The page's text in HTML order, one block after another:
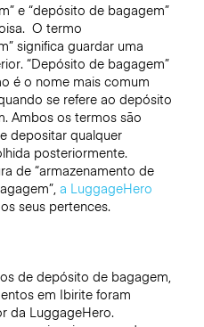
e “depósito de bagagem”
O termo
significa guardar uma
“Depósito de bagagem”
é o nome mais comum
se refere ao depósito
Ambos os termos são
depositar qualquer
posteriormente.
de “armazenamento de
a LuggageHero
seus pertences.
de depósito de bagagem,
em Ibiriteforam
da LuggageHero.